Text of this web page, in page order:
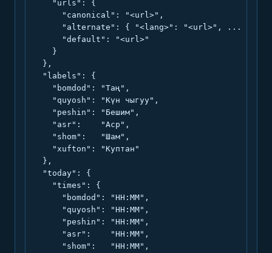
    "urls": {
      "canonical": "<url>",
      "alternate": { "<lang>": "<url>", ... },
      "default": "<url>"
    }
  },
  "labels": {
    "bomdod": "Таң",
    "quyosh": "Күн чыгуу",
    "peshin": "Бешим",
    "asr":    "Аср",
    "shom":   "Шам",
    "xufton": "Куптан"
  },
  "today": {
    "times": {
      "bomdod": "HH:MM",
      "quyosh": "HH:MM",
      "peshin": "HH:MM",
      "asr":    "HH:MM",
      "shom":   "HH:MM",